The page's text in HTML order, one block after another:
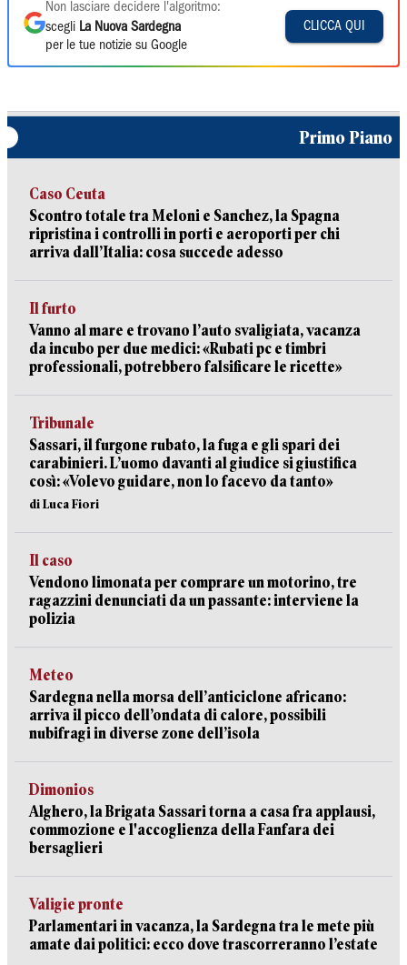
Non lasciare decidere l'algoritmo:
scegli La Nuova Sardegna
per le tue notizie su Google
CLICCA QUI
Primo Piano
Caso Ceuta
Scontro totale tra Meloni e Sanchez, la Spagna
ripristina i controlli in porti e aeroporti per chi
arriva dall’Italia: cosa succede adesso
Il furto
Vanno al mare e trovano l’auto svaligiata, vacanza
da incubo per due medici: «Rubati pc e timbri
professionali, potrebbero falsificare le ricette»
Tribunale
Sassari, il furgone rubato, la fuga e gli spari dei
carabinieri. L’uomo davanti al giudice si giustifica
così: «Volevo guidare, non lo facevo da tanto»
di Luca Fiori
Il caso
Vendono limonata per comprare un motorino, tre
ragazzini denunciati da un passante: interviene la
polizia
Meteo
Sardegna nella morsa dell’anticiclone africano:
arriva il picco dell’ondata di calore, possibili
nubifragi in diverse zone dell’isola
Dimonios
Alghero, la Brigata Sassari torna a casa fra applausi,
commozione e l'accoglienza della Fanfara dei
bersaglieri
Valigie pronte
Parlamentari in vacanza, la Sardegna tra le mete più
amate dai politici: ecco dove trascorreranno l’estate